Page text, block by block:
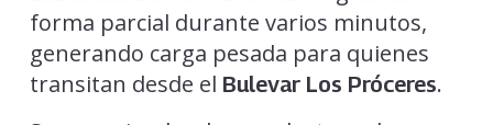
forma parcial durante varios minutos,
generando carga pesada para quienes
transitan desde el Bulevar Los Próceres.